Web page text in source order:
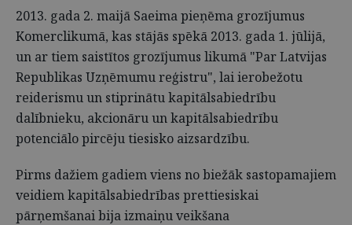
2013. gada 2. maijā Saeima pieņēma grozījumus
Komerclikumā, kas stājās spēkā 2013. gada 1. jūlijā,
un ar tiem saistītos grozījumus likumā "Par Latvijas
Republikas Uzņēmumu reģistru", lai ierobežotu
reiderismu un stiprinātu kapitālsabiedrību
dalībnieku, akcionāru un kapitālsabiedrību
potenciālo pircēju tiesisko aizsardzību.
Pirms dažiem gadiem viens no biežāk sastopamajiem
veidiem kapitālsabiedrības prettiesiskai
pārņemšanai bija izmaiņu veikšana